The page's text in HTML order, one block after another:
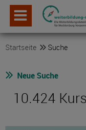
Startseite Suche
Neue Suche
10.424